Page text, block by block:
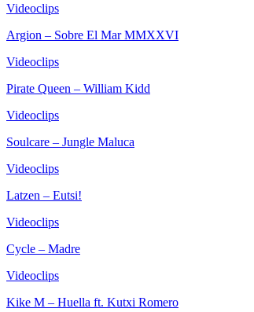
Videoclips
Argion – Sobre El Mar MMXXVI
Videoclips
Pirate Queen – William Kidd
Videoclips
Soulcare – Jungle Maluca
Videoclips
Latzen – Eutsi!
Videoclips
Cycle – Madre
Videoclips
Kike M – Huella ft. Kutxi Romero